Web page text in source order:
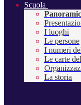
Scuola
I luoghi
Le persone
I numeri
Le carte
La storia